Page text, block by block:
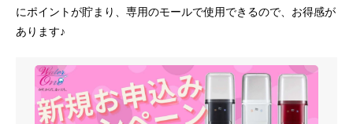
にポイントが貯まり、専用のモールで使用できるので、お得感が
あります♪